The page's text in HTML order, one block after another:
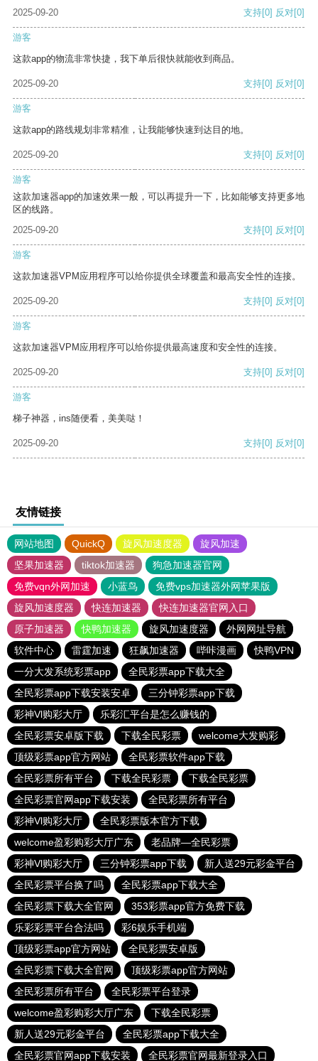
2025-09-20 支持[0] 反对[0]
游客
这款app的物流非常快捷，我下单后很快就能收到商品。
2025-09-20 支持[0] 反对[0]
游客
这款app的路线规划非常精准，让我能够快速到达目的地。
2025-09-20 支持[0] 反对[0]
游客
这款加速器app的加速效果一般，可以再提升一下，比如能够支持更多地
区的线路。
2025-09-20
支持[0] 反对[0]
游客
这款加速器VPM应用程序可以给你提供全球覆盖和最高安全性的连接。
2025-09-20 支持[0] 反对[0]
游客
这款加速器VPM应用程序可以给你提供最高速度和安全性的连接。
2025-09-20 支持[0] 反对[0]
游客
梯子神器，ins随便看，美美哒！
2025-09-20 支持[0] 反对[0]
友情链接
网站地图 QuickQ 旋风加速度器
旋风加速
坚果加速器
tiktok加速器
狗急加速器官网
免费vqn外网加速
小蓝鸟
免费vps加速器外网苹果版
旋风加速度器
快连加速器
快连加速器官网入口
原子加速器
快鸭加速器 旋风加速度器
外网网址导航
软件中心
雷霆加速 狂飙加速器 哔咔漫画
快鸭VPN
一分大发系统彩票app
全民彩票app下载大全
全民彩票app下载安装安卓
三分钟彩票app下载
彩神Vl购彩大厅
乐彩汇平台是怎么赚钱的
全民彩票安卓版下载
下载全民彩票
welcome大发购彩
顶级彩票app官方网站
全民彩票软件app下载
全民彩票所有平台
下载全民彩票
下载全民彩票
全民彩票官网app下载安装
全民彩票所有平台
彩神Vl购彩大厅
全民彩票版本官方下载
welcome盈彩购彩大厅广东
老品牌—全民彩票
彩神Vl购彩大厅
三分钟彩票app下载
新人送29元彩金平台
全民彩票平台换了吗
全民彩票app下载大全
全民彩票下载大全官网
353彩票app官方免费下载
乐彩彩票平台合法吗
彩6娱乐手机端
顶级彩票app官方网站
全民彩票安卓版
全民彩票下载大全官网
顶级彩票app官方网站
全民彩票所有平台
全民彩票平台登录
welcome盈彩购彩大厅广东
下载全民彩票
新人送29元彩金平台
全民彩票app下载大全
全民彩票官网app下载安装
全民彩票官网最新登录入口